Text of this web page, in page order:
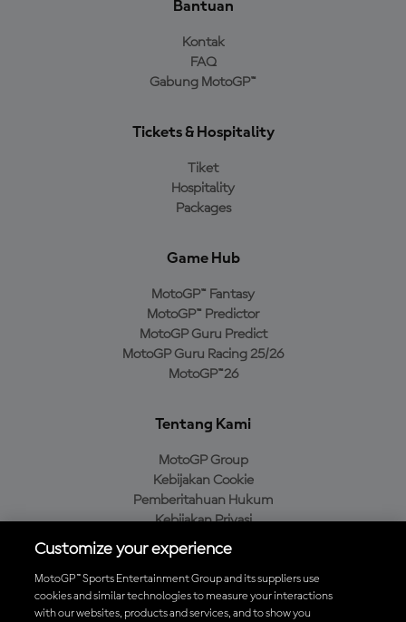
Bantuan
Kontak
FAQ
Gabung MotoGP™
Tickets & Hospitality
Tiket
Hospitality
Packages
Game Hub
MotoGP™ Fantasy
MotoGP™ Predictor
MotoGP Guru Predict
MotoGP Guru Racing 25/26
MotoGP™26
Tentang Kami
MotoGP Group
Kebijakan Cookie
Pemberitahuan Hukum
Kebijakan Privasi
Kebijakan Pembelian
Unduh Aplikasi Resmi MotoGP™
Customize your experience
MotoGP™ Sports Entertainment Group and its suppliers use
cookies and similar technologies to measure your interactions
with our websites, products and services, and to show you